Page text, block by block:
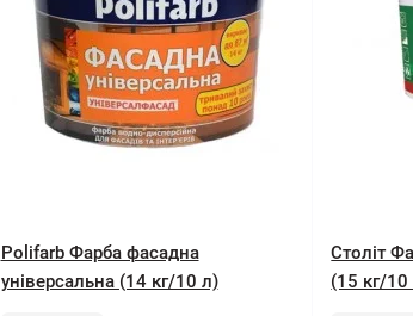
Polifarb Фарба фасадна
універсальна (14 кг/10 л)
Століт
(15 кг/10